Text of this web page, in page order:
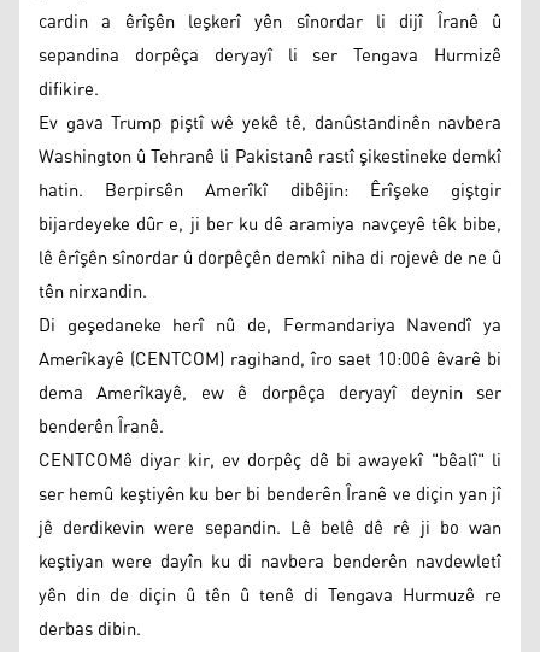
cardin a êrîşên leşkerî yên sînordar li dijî Îranê û
sepandina dorpêça deryayî li ser Tengava Hurmizê
difikire.
Ev gava Trump piştî wê yekê tê, danûstandinên navbera
Washington û Tehranê li Pakistanê rastî şikestineke demkî
hatin. Berpirsên Amerîkî dibêjin: Êrîşeke giştgir
bijardeyeke dûr e, ji ber ku dê aramiya navçeyê têk bibe,
lê êrîşên sînordar û dorpêçên demkî niha di rojevê de ne û
tên nirxandin.
Di geşedaneke herî nû de, Fermandariya Navendî ya
Amerîkayê (CENTCOM) ragihand, îro saet 10:00ê êvarê bi
dema Amerîkayê, ew ê dorpêça deryayî deynin ser
benderên Îranê.
CENTCOMê diyar kir, ev dorpêç dê bi awayekî "bêalî" li
ser hemû keştiyên ku ber bi benderên Îranê ve diçin yan jî
jê derdikevin were sepandin. Lê belê dê rê ji bo wan
keştiyan were dayîn ku di navbera benderên navdewletî
yên din de diçin û tên û tenê di Tengava Hurmuzê re
derbas dibin.